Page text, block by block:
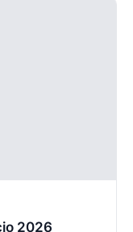
2026